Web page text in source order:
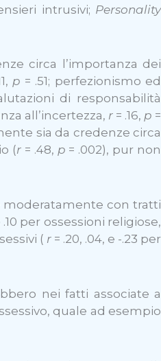
intrusivi; Personality
circa l’importanza dei
p = .51; perfezionismo ed
di responsabilità
all’incertezza, r= .16, p =
sia da credenze circa
(r = .48, p = .002), pur non
moderatamente con tratti
.10 per ossessioni religiose,
( r = .20, .04, e -.23 per
nei fatti associate a
quale ad esempio